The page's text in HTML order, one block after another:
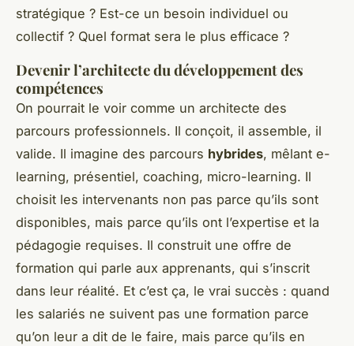
stratégique ? Est-ce un besoin individuel ou
collectif ? Quel format sera le plus efficace ?
Devenir l’architecte du développement des
compétences
On pourrait le voir comme un architecte des
parcours professionnels. Il conçoit, il assemble, il
valide. Il imagine des parcours hybrides, mêlant e-
learning, présentiel, coaching, micro-learning. Il
choisit les intervenants non pas parce qu’ils sont
disponibles, mais parce qu’ils ont l’expertise et la
pédagogie requises. Il construit une offre de
formation qui parle aux apprenants, qui s’inscrit
dans leur réalité. Et c’est ça, le vrai succès : quand
les salariés ne suivent pas une formation parce
qu’on leur a dit de le faire, mais parce qu’ils en